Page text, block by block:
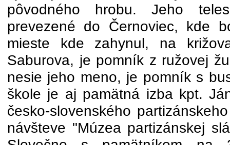
pôvodného hrobu. Jeho
prevezené do Černoviec, kde
mieste kde zahynul, na
Saburova, je pomník z ružovej
nesie jeho meno, je pomník s
škole je aj pamätná izba kpt.
česko-slovenského
návšteve "Múzea partizánskej